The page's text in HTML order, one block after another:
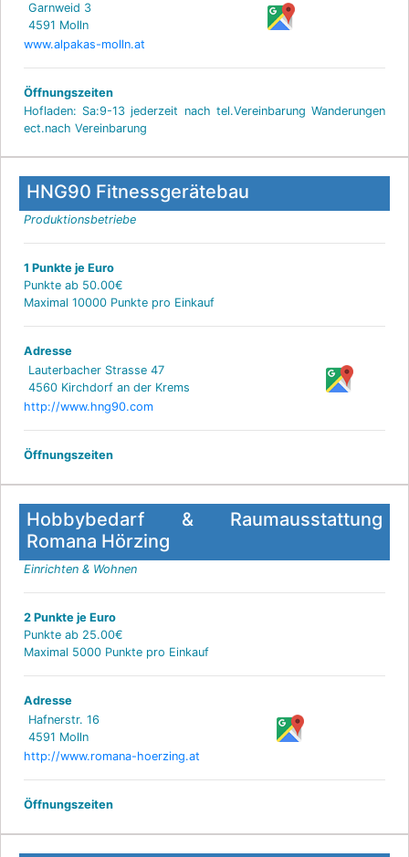
Garnweid 3
4591 Molln
www.alpakas-molln.at
Öffnungszeiten
Hofladen: Sa:9-13 jederzeit nach tel.Vereinbarung Wanderungen
ect.nach Vereinbarung
HNG90 Fitnessgerätebau
Produktionsbetriebe
1 Punkte je Euro
Punkte ab 50.00€
Maximal 10000 Punkte pro Einkauf
Adresse
Lauterbacher Strasse 47
4560 Kirchdorf an der Krems
http://www.hng90.com
Öffnungszeiten
Hobbybedarf & Raumausstattung
Romana Hörzing
Einrichten & Wohnen
2 Punkte je Euro
Punkte ab 25.00€
Maximal 5000 Punkte pro Einkauf
Adresse
Hafnerstr. 16
4591 Molln
http://www.romana-hoerzing.at
Öffnungszeiten